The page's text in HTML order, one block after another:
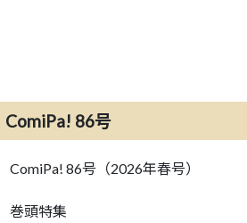
ComiPa! 86号
ComiPa! 86号（2026年春号）
巻頭特集